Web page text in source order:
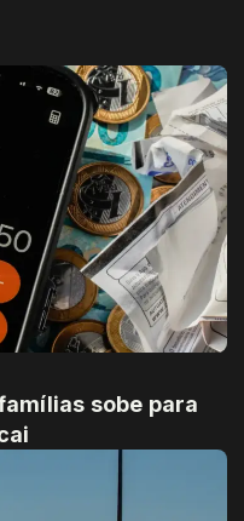
sobe para